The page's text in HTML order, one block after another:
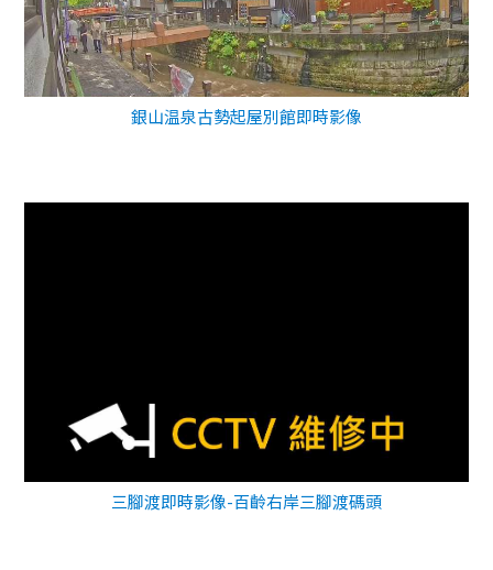
銀山温泉古勢起屋別館即時影像
三腳渡即時影像-百齡右岸三腳渡碼頭